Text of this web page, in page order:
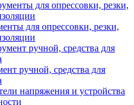
для опрессовки, резки,
ручной, средства для